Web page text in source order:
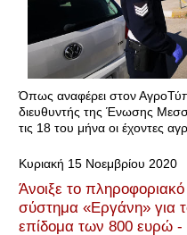
Όπως αναφέρει στον
διευθυντής της Ένωσης
τις 18 του μήνα οι έχοντες
Κυριακή 15 Νοεμβρίου 2020
Άνοιξε το πληροφοριακό
σύστημα «Εργάνη» για
επίδομα των 800 ευρώ -